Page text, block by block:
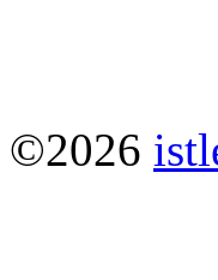
©2026